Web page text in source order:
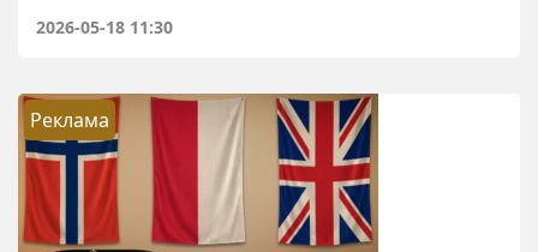
2026-05-18 11:30
Реклама